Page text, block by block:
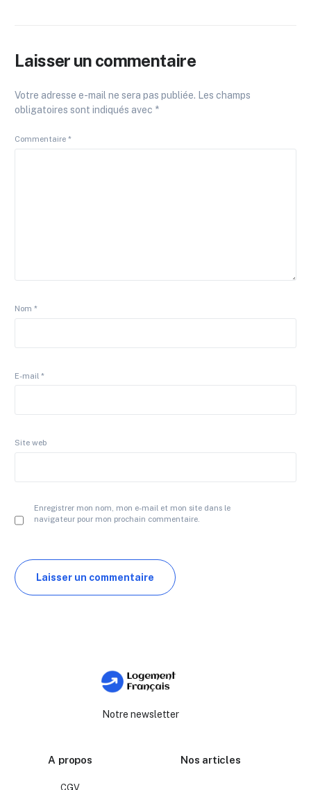
Laisser un commentaire
Votre adresse e-mail ne sera pas publiée. Les champs
obligatoires sont indiqués avec *
Commentaire*
Nom*
E-mail*
Site web
Enregistrer mon nom, mon e-mail et mon site dans le
navigateur pour mon prochain commentaire.
Notre newsletter
A propos
CGV
Nos articles